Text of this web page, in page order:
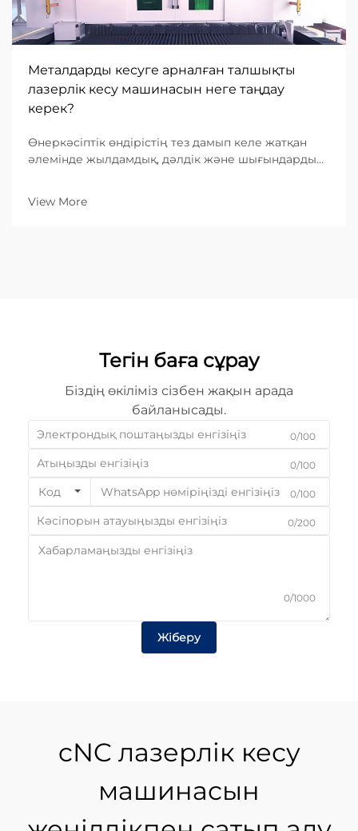
Металдарды кесуге арналған талшықты
лазерлік кесу машинасын неге таңдау
керек?
Өнеркәсіптік өндірістің тез дамып келе жатқан
әлемінде жылдамдық, дәлдік және шығындардың
бағытталған B2B кәсіпорындар үшін дұрыс
View More
Тегін баға сұрау
Біздің өкіліміз сізбен жақын арада
байланысады.
0/100
0/100
Код 0/100
0/200
0/1000
Жіберу
cNC лазерлік кесу
машинасын